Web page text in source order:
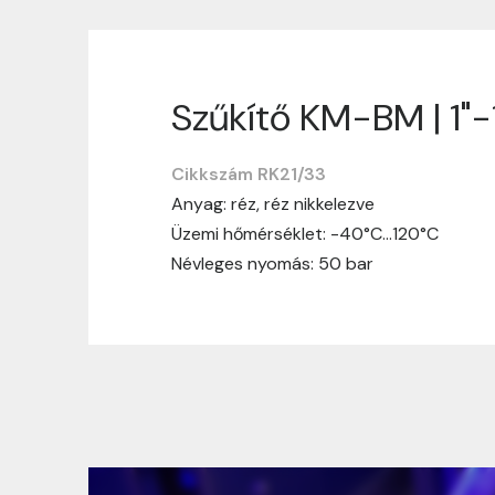
Szűkítő KM-BM |
Cikkszám RK21/33
Anyag: réz, réz nikkelezve
Üzemi hőmérséklet: -40°C…120°C
Névleges nyomás: 50 bar
Szállítási
Nagyon köszönjük, hogy
vásárlásotok gördülékenyen és
Szállítási idő: